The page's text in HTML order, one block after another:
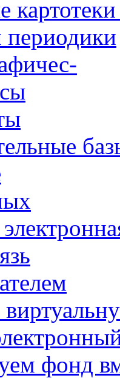
периодики
фонд